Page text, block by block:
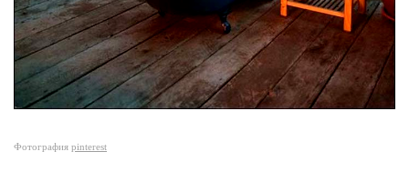
Фотография pinterest